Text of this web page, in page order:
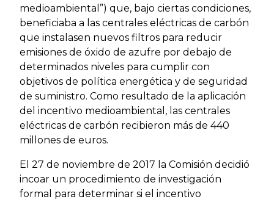
medioambiental”) que, bajo ciertas condiciones,
beneficiaba a las centrales eléctricas de carbón
que instalasen nuevos filtros para reducir
emisiones de óxido de azufre por debajo de
determinados niveles para cumplir con
objetivos de política energética y de seguridad
de suministro. Como resultado de la aplicación
del incentivo medioambiental, las centrales
eléctricas de carbón recibieron más de 440
millones de euros.
El 27 de noviembre de 2017 la Comisión decidió
incoar un procedimiento de investigación
formal para determinar si el incentivo